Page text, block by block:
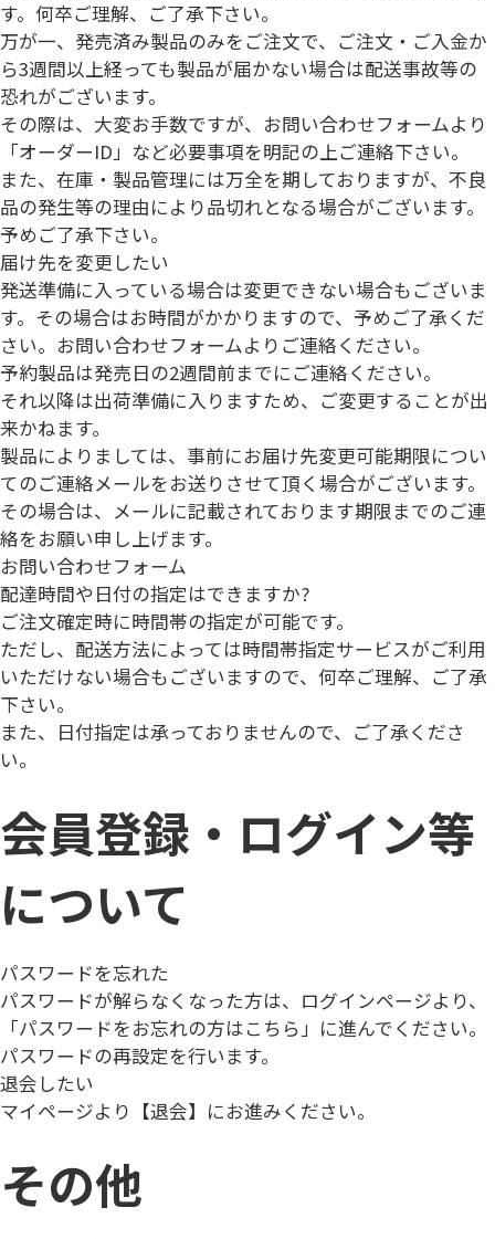
す。何卒ご理解、ご了承下さい。
万が一、発売済み製品のみをご注文で、 ご注文・ご入金か
ら3週間以上経っても製品が届かない場合は配送事故等の
恐れがございます。
その際は、大変お手数ですが、 お問い合わせフォームより
「オーダーID」など必要事項を明記の上ご連絡下さい。
また、在庫・製品管理には万全を期しておりますが、不良
品の発生等の理由により品切れとなる場合がございます。
予めご了承下さい。
届け先を変更したい
発送準備に入っている場合は変更できない場合もございま
す。その場合はお時間がかかりますので、予めご了承くだ
さい。お問い合わせフォームよりご連絡ください。
予約製品は発売日の2週間前までにご連絡ください。
それ以降は出荷準備に入りますため、ご変更することが出
来かねます。
製品によりましては、事前にお届け先変更可能期限につい
てのご連絡メールをお送りさせて頂く場合がございます。
その場合は、メールに記載されております期限までのご連
絡をお願い申し上げます。
お問い合わせフォーム
配達時間や日付の指定はできますか?
ご注文確定時に時間帯の指定が可能です。
ただし、配送方法によっては時間帯指定サービスがご利用
いただけない場合もございますので、何卒ご理解、ご了承
下さい。
また、日付指定は承っておりませんので、ご了承くださ
い。
会員登録・ログイン等
について
パスワードを忘れた
パスワードが解らなくなった方は、ログインページより、
「パスワードをお忘れの方はこちら」に進んでください。
パスワードの再設定を行います。
退会したい
マイページより【退会】にお進みください。
その他